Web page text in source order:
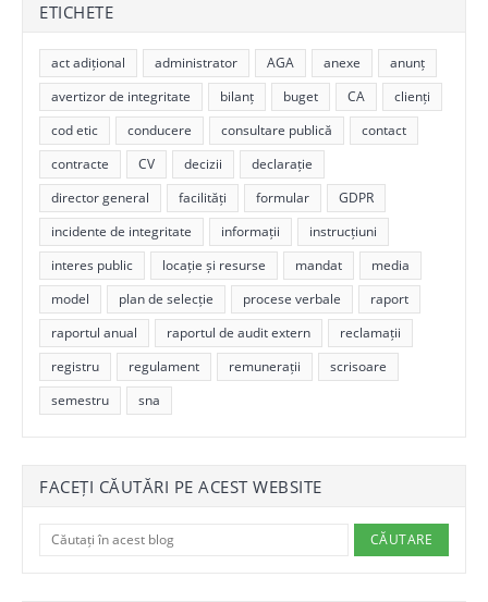
ETICHETE
act adițional administrator AGA anexe
anunț
avertizor de integritate
bilanț buget CA
clienți
cod etic
conducere consultare publică
contact
contracte
CV decizii
declarație
director general
facilități formular
GDPR
incidente de integritate
informații
instrucțiuni
interes public
locație și resurse mandat
media
model
plan de selecție procese verbale
raport
raportul anual
raportul de audit extern
reclamații
registru
regulament remunerații
scrisoare
semestru
sna
FACEȚI CĂUTĂRI PE ACEST WEBSITE